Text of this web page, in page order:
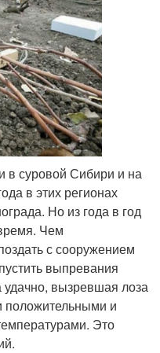
в суровой Сибири и на
в этих регионах
Но из года в год
Чем
с сооружением
выпревания
вызревшая лоза
положительными и
Это